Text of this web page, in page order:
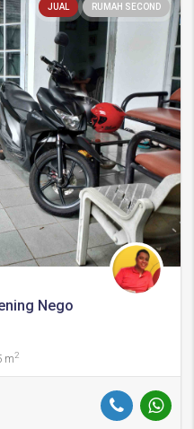
JUAL RUMAH SECOND
Nego
m2